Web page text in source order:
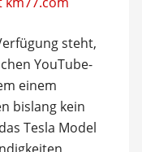
steht,
YouTube-
einem
bislang kein
Tesla Model